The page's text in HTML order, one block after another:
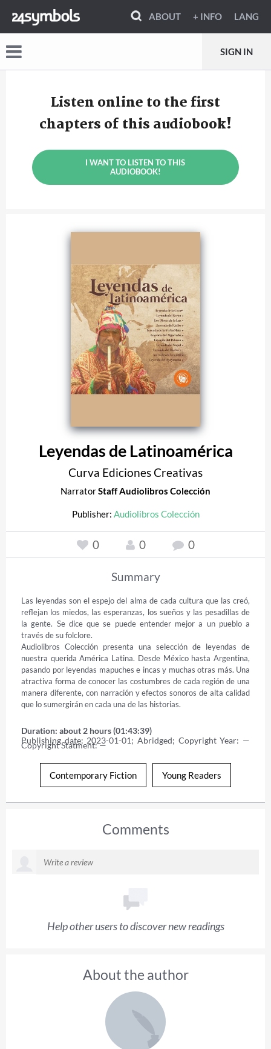
ABOUT + INFO LANG
SIGN IN
Listen online to the first
chapters of this audiobook!
I WANT TO LISTEN TO THIS
AUDIOBOOK!
Leyendas de Latinoamérica
Curva Ediciones Creativas
NarratorStaff Audiolibros Colección
Publisher: Audiolibros Colección
0 0 0
Summary
Las leyendas son el espejo del alma de cada cultura que las creó,
reflejan los miedos, las esperanzas, los sueños y las pesadillas de
la gente. Se dice que se puede entender mejor a un pueblo a
través de su folclore.
Audiolibros Colección presenta una selección de leyendas de
nuestra querida América Latina. Desde México hasta Argentina,
pasando por leyendas mapuches e incas y muchas otras más. Una
atractiva forma de conocer las costumbres de cada región de una
manera diferente, con narración y efectos sonoros de alta calidad
que lo sumergirán en cada una de las historias.
Duration: about 2 hours (01:43:39)
Publishing date: 2023-01-01; Abridged; Copyright Year: —
Copyright Statment: —
Contemporary Fiction Young Readers
Comments
Help other users to discover new readings
About the author